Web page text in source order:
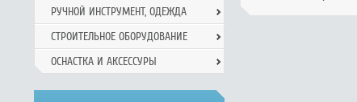
РУЧНОЙ ИНCТРУМЕНТ, ОДЕЖДА
СТРОИТЕЛЬНОЕ ОБОРУДОВАНИЕ
ОСНАСТКА И АКСЕССУРЫ